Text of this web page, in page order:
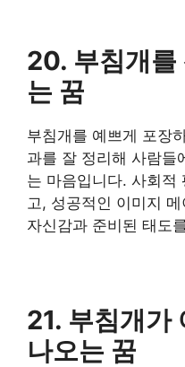
20. 부침개를
는 꿈
부침개를 예쁘게 포장
과를 잘 정리해 사람들
는 마음입니다. 사회적
고, 성공적인 이미지
자신감과 준비된 태도
21. 부침개가
나오는 꿈